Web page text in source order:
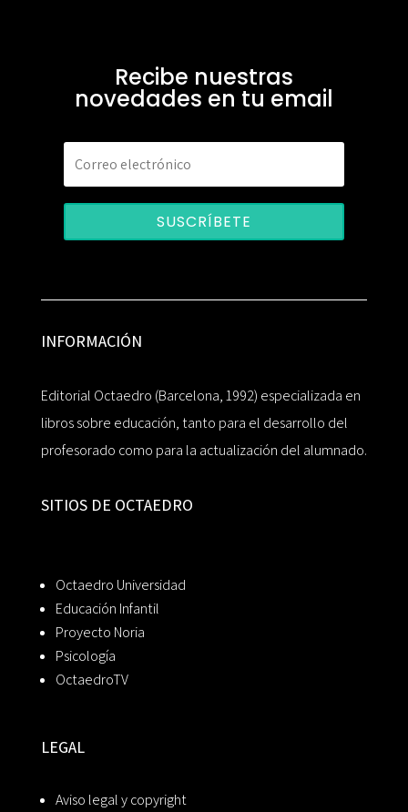
Recibe nuestras
novedades en tu email
SUSCRÍBETE
INFORMACIÓN
Editorial Octaedro (Barcelona, 1992) especializada en
libros sobre educación, tanto para el desarrollo del
profesorado como para la actualización del alumnado.
SITIOS DE OCTAEDRO
Octaedro Universidad
Educación Infantil
Proyecto Noria
Psicología
OctaedroTV
LEGAL
Aviso legal y copyright